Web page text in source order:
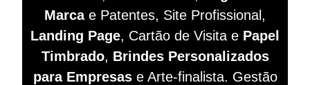
Marca e Patentes, Site Profissional,
Landing Page, Cartão de Visita e Papel
Timbrado, Brindes Personalizados
para Empresas e Arte-finalista. Gestão